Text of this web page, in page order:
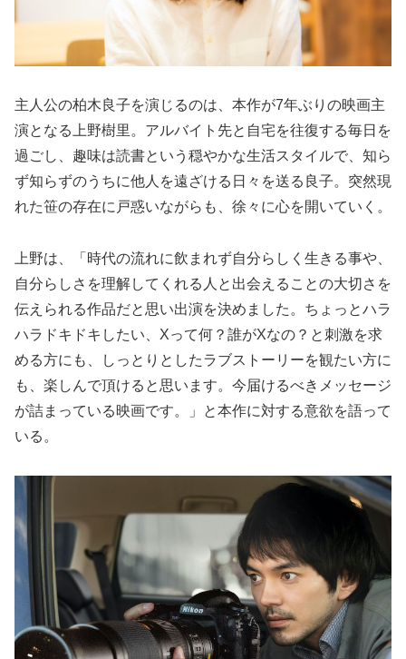
主人公の柏木良子を演じるのは、本作が7年ぶりの映画主
演となる上野樹里。アルバイト先と自宅を往復する毎日を
過ごし、趣味は読書という穏やかな生活スタイルで、知ら
ず知らずのうちに他人を遠ざける日々を送る良子。突然現
れた笹の存在に戸惑いながらも、徐々に心を開いていく。
上野は、「時代の流れに飲まれず自分らしく生きる事や、
自分らしさを理解してくれる人と出会えることの大切さを
伝えられる作品だと思い出演を決めました。ちょっとハラ
ハラドキドキしたい、Xって何？誰がXなの？と刺激を求
める方にも、しっとりとしたラブストーリーを観たい方に
も、楽しんで頂けると思います。今届けるべきメッセージ
が詰まっている映画です。」と本作に対する意欲を語って
いる。